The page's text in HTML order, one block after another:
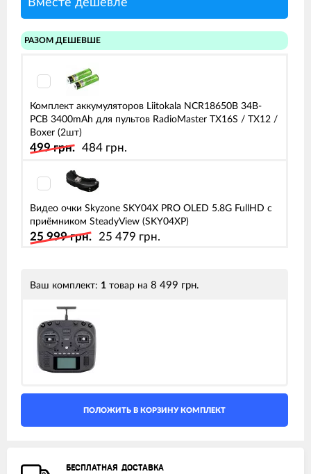
РАЗОМ ДЕШЕВШЕ
Комплект аккумуляторов Liitokala NCR18650B 34B-
PCB 3400mAh для пультов RadioMaster TX16S / TX12 /
Boxer (2шт)
499 грн. 484 грн.
Видео очки Skyzone SKY04X PRO OLED 5.8G FullHD с
приёмником SteadyView (SKY04XP)
25 999 грн. 25 479 грн.
(SKY04OBLK)
20 999 грн.
Ваш комплект: 1 товар на 8 499 грн.
БЕСПЛАТНАЯ ДОСТАВКА